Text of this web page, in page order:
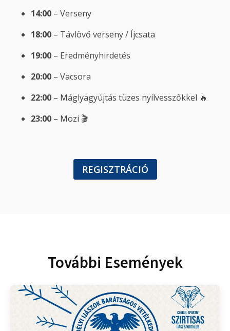
14:00 – Verseny
18:00 – Távlövő verseny / Íjcsata
19:00 – Eredményhirdetés
20:00 – Vacsora
22:00 – Máglyagyújtás tüzes nyílvesszőkkel 🔥
23:00 – Mozi 🎬
REGISZTRÁCIÓ
További Események